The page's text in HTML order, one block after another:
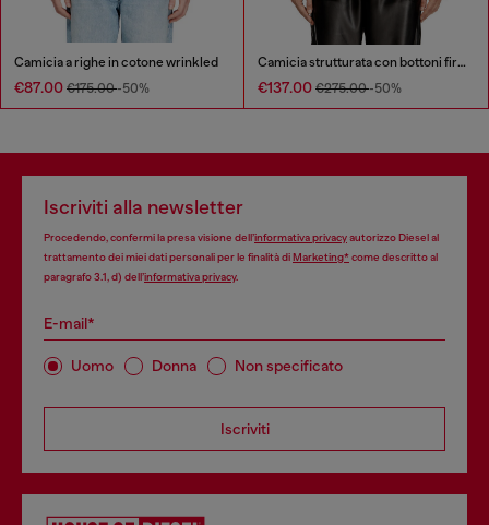
Camicia a righe in cotone wrinkled
€87.00 €175.00-50%
Camicia strutturata con bottoni firmati
€137.00 €275.00-50%
Iscriviti alla newsletter
Procedendo, confermi la presa visione dell’informativa privacyautorizzo Diesel al
trattamento dei miei dati personali per le finalità diMarketing*come descritto al
paragrafo 3.1, d) dell’informativa privacy.
E-mail*
Uomo Donna Non specificato
Iscriviti